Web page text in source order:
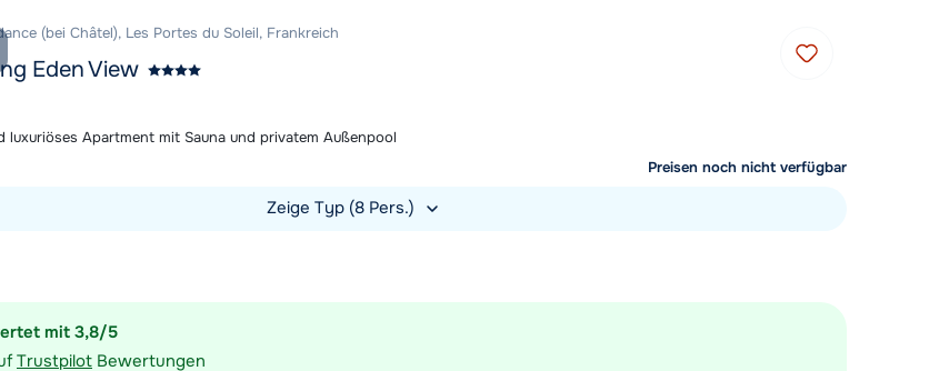
mit 3,8/5
Trustpilot Bewertungen
(bei Châtel), Les Portes du Soleil, Frankreich
Eden View
luxuriöses Apartment mit Sauna und privatem Außenpool
Preisen noch nicht verfügbar
Zeige Typ (8 Pers.)